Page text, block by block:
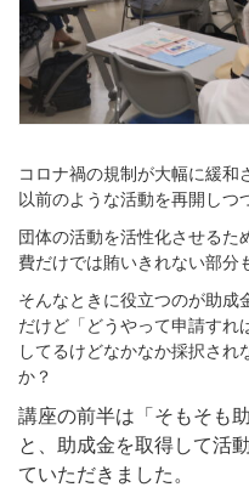
コロナ禍の規制が大幅に緩和
以前のような活動を再開しつ
団体の活動を活性化させるた
費だけでは賄いきれない部分
そんなときに役立つのが助成
だけど「どうやって申請すれ
してるけどなかなか採択さ
か？
講座の前半は「そもそも
と、助成金を取得して活
ていただきました。